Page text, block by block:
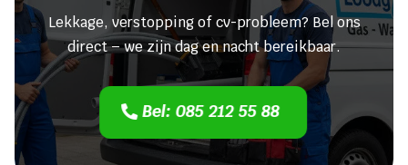
Lekkage, verstopping of cv-probleem? Bel ons
direct – we zijn dag en nacht bereikbaar.
Bel: 085 212 55 88